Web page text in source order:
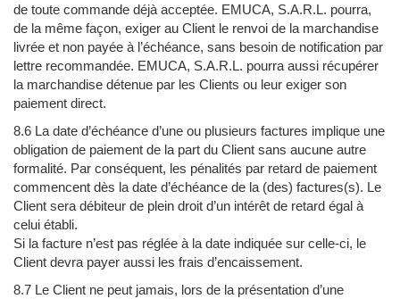
de toute commande déjà acceptée. EMUCA, S.A.R.L. pourra,
de la même façon, exiger au Client le renvoi de la marchandise
livrée et non payée à l’échéance, sans besoin de notification par
lettre recommandée. EMUCA, S.A.R.L. pourra aussi récupérer
la marchandise détenue par les Clients ou leur exiger son
paiement direct.
8.6 La date d’échéance d’une ou plusieurs factures implique une
obligation de paiement de la part du Client sans aucune autre
formalité. Par conséquent, les pénalités par retard de paiement
commencent dès la date d’échéance de la (des) factures(s). Le
Client sera débiteur de plein droit d’un intérêt de retard égal à
celui établi.
Si la facture n’est pas réglée à la date indiquée sur celle-ci, le
Client devra payer aussi les frais d’encaissement.
8.7 Le Client ne peut jamais, lors de la présentation d’une